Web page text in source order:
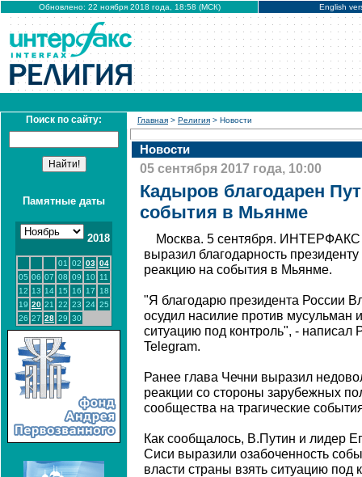
Обновлено: 22 ноября 2018 года, 18:58 (МСК) English
Поиск по сайту:
Памятные даты
2018
01 02 03 04
05 06 07 08 09 10
11
12 13 14 15 16 17
18
19 20 21 22 23 24 25
26 27 28 29 30
Главная > Религия > Новости
Новости
05 сентября 2017 года, 10:00
Кадыров благодарен
события в Мьянме
Москва. 5 сентября.
выразил благодарность
реакцию на события в Мьянме.
"Я благодарю президента России
осудил насилие против мусульман
ситуацию под контроль", - написал
Telegram.
Ранее глава Чечни выразил
реакции со стороны зарубежных
сообщества на трагические
Как сообщалось, В.Путин и лидер
Сиси выразили озабоченность
власти страны взять ситуацию под